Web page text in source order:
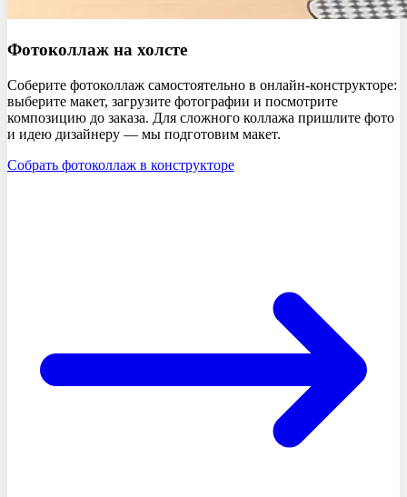
Фотоколлаж на холсте
Соберите фотоколлаж самостоятельно в онлайн-конструкторе:
выберите макет, загрузите фотографии и посмотрите
композицию до заказа. Для сложного коллажа пришлите фото
и идею дизайнеру — мы подготовим макет.
Собрать фотоколлаж в конструкторе